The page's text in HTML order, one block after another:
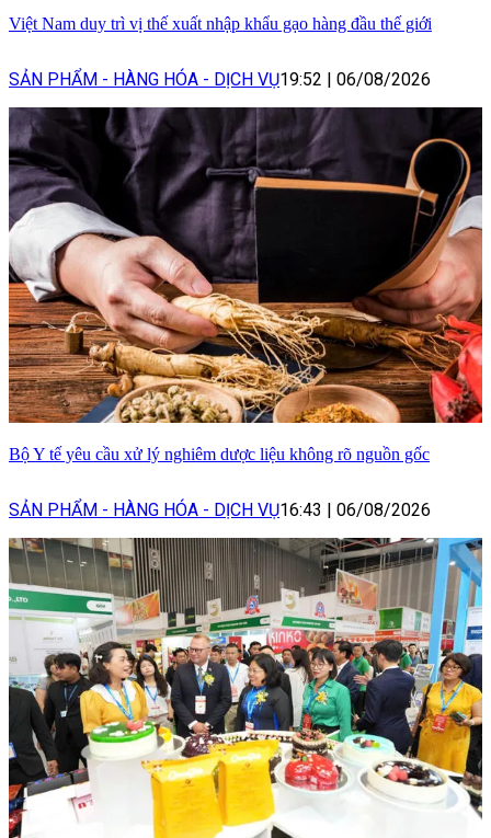
Việt Nam duy trì vị thế xuất nhập khẩu gạo hàng đầu thế giới
SẢN PHẨM - HÀNG HÓA - DỊCH VỤ19:52 06/08/2026
Bộ Y tế yêu cầu xử lý nghiêm dược liệu không rõ nguồn gốc
SẢN PHẨM - HÀNG HÓA - DỊCH VỤ16:43 06/08/2026